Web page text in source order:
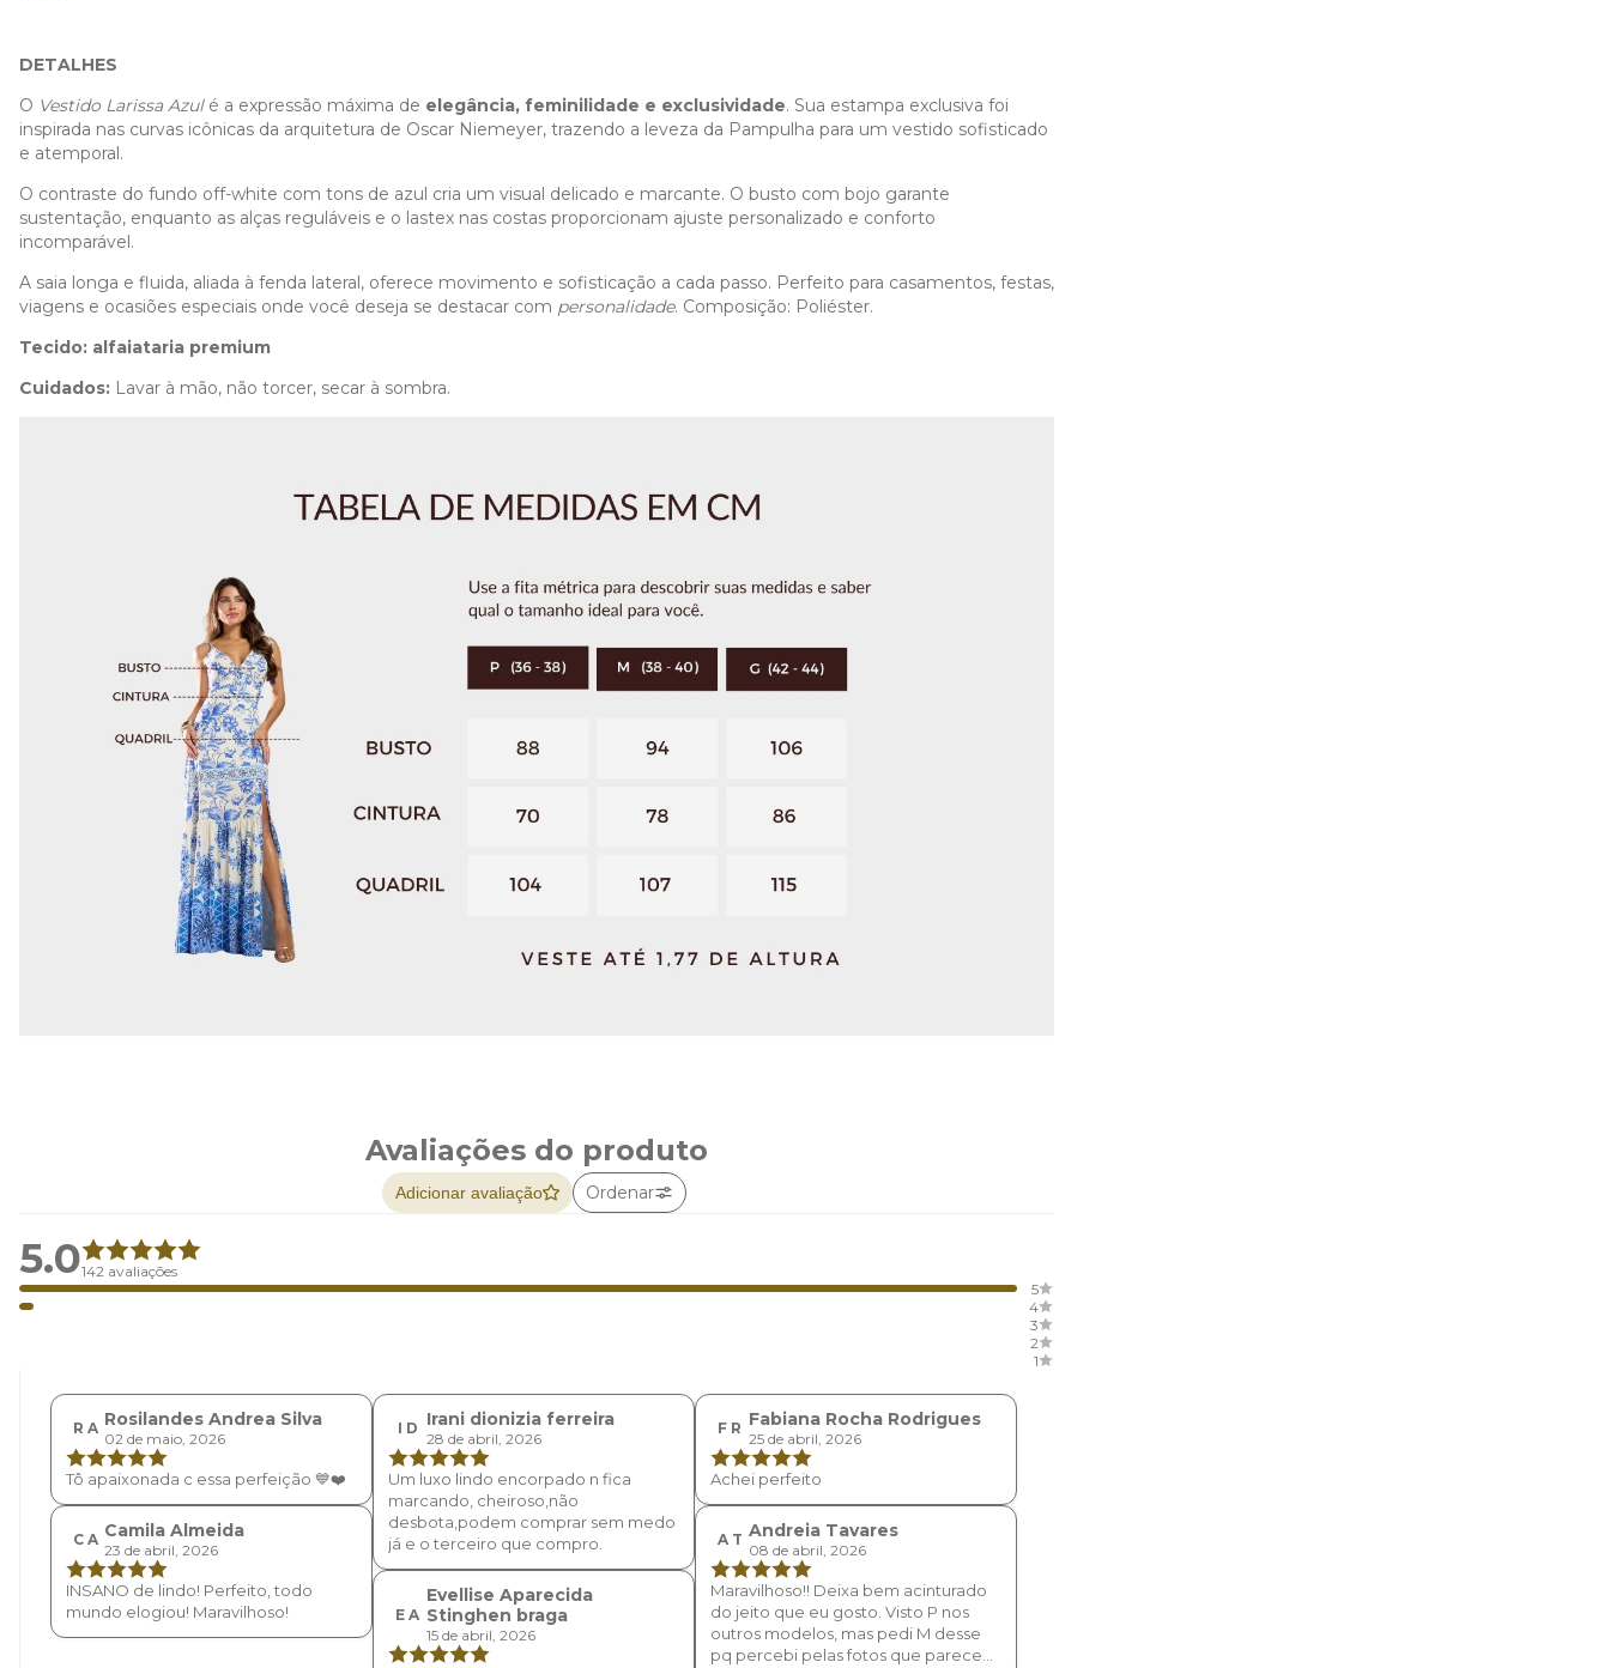
DETALHES
O Vestido Larissa Azulé a expressão máxima de elegância, feminilidade e exclusividade. Sua estampa exclusiva foi
inspirada nas curvas icônicas da arquitetura de Oscar Niemeyer, trazendo a leveza da Pampulha para um vestido sofisticado
e atemporal.
O contraste do fundo off-white com tons de azul cria um visual delicado e marcante. O busto com bojo garante
sustentação, enquanto as alças reguláveis e o lastex nas costas proporcionam ajuste personalizado e conforto
incomparável.
A saia longa e fluida, aliada à fenda lateral, oferece movimento e sofisticação a cada passo. Perfeito para casamentos, festas,
viagens e ocasiões especiais onde você deseja se destacar com personalidade. Composição: Poliéster.
Tecido: alfaiataria premium
Cuidados: Lavar à mão, não torcer, secar à sombra.
Avaliações do produto
Adicionar avaliação Ordenar
5.0142 avaliações
5
4
3
2
1
R A Rosilandes Andrea Silva
02 de maio, 2026
Tô apaixonada c essa perfeição 💙❤️
C A Camila Almeida
23 de abril, 2026
INSANO de lindo! Perfeito, todo
mundo elogiou! Maravilhoso!
I D Irani dionizia ferreira
28 de abril, 2026
Um luxo lindo encorpado n fica
marcando, cheiroso,não
desbota,podem comprar sem medo
já e o terceiro que compro.
E A
Evellise Aparecida
Stinghen braga
15 de abril, 2026
F R Fabiana Rocha Rodrigues
25 de abril, 2026
Achei perfeito
A T Andreia Tavares
08 de abril, 2026
Maravilhoso!! Deixa bem acinturado
do jeito que eu gosto. Visto P nos
outros modelos, mas pedi M desse
pq percebi pelas fotos que parece